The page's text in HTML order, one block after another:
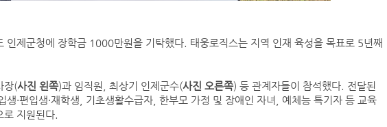
인제군청에 장학금 1000만원을 기탁했다. 태웅로직스는 지역 인재 육성을 목표로 5년째
장(사진 왼쪽)과 임직원, 최상기 인제군수(사진 오른쪽) 등 관계자들이 참석했다. 전달된
생·편입생·재학생, 기초생활수급자, 한부모 가정 및 장애인 자녀, 예체능 특기자 등 교육
지원된다.